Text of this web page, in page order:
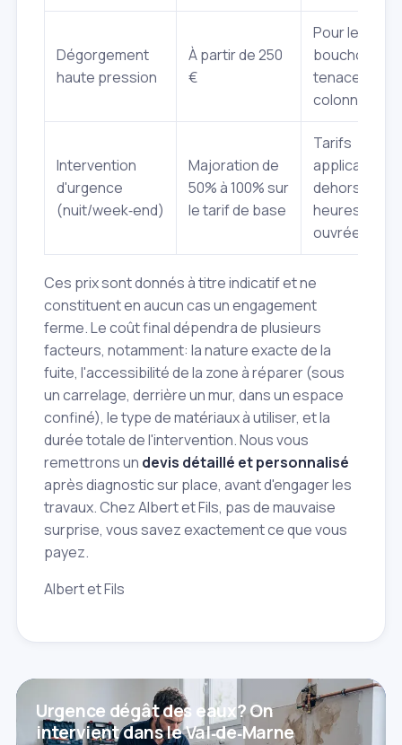
Dégorgement
haute pression
À partir de 250
€
Pour les
bouchons
tenaces ou
colonnes.
Intervention
d'urgence
(nuit/week‑end)
Majoration de
50% à 100% sur
le tarif de base
Tarifs
applicables
dehors des
heures
ouvrées.
Ces prix sont donnés à titre indicatif et ne
constituent en aucun cas un engagement
ferme. Le coût final dépendra de plusieurs
facteurs, notamment: la nature exacte de la
fuite, l'accessibilité de la zone à réparer (sous
un carrelage, derrière un mur, dans un espace
confiné), le type de matériaux à utiliser, et la
durée totale de l'intervention. Nous vous
remettrons un devis détaillé et personnalisé
après diagnostic sur place, avant d'engager les
travaux. Chez Albert et Fils, pas de mauvaise
surprise, vous savez exactement ce que vous
payez.
Albert et Fils
Urgence dégât des eaux? On
intervient dans le Val‑de‑Marne